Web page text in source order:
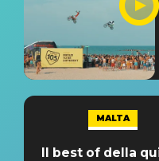
MALTA
Il best of della